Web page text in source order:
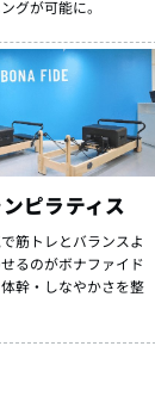
グが可能に。
ピラティス
筋トレとバランスよ
るのがボナファイド
幹・しなやかさを整